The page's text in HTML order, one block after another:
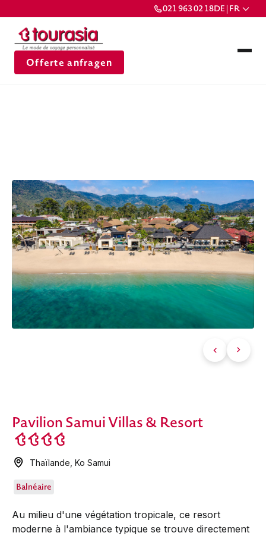
021 963 02 18DE | FR
Offerte anfragen
Pavilion Samui Villas & Resort
Thaïlande ,Ko Samui
Balnéaire
Au milieu d'une végétation tropicale, ce resort
moderne à l'ambiance typique se trouve directement